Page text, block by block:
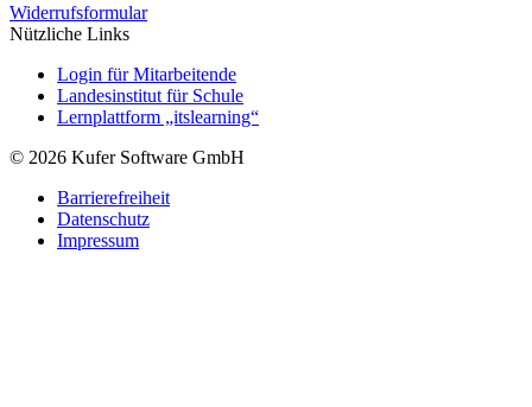
Widerrufsformular
Nützliche Links
Login für Mitarbeitende
Landesinstitut für Schule
Lernplattform „itslearning“
© 2026 Kufer Software GmbH
Barrierefreiheit
Datenschutz
Impressum